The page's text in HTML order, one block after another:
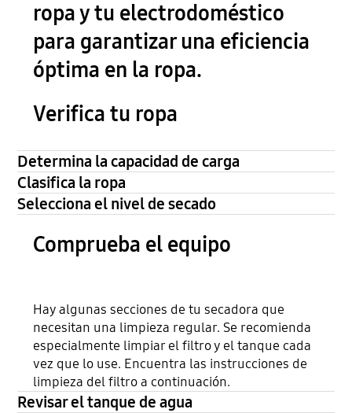
ropa y tu electrodoméstico
para garantizar una eficiencia
óptima en la ropa.
Verifica tu ropa
Determina la capacidad de carga
Clasifica la ropa
Selecciona el nivel de secado
Comprueba el equipo
Hay algunas secciones de tu secadora que
necesitan una limpieza regular. Se recomienda
especialmente limpiar el filtro y el tanque cada
vez que lo use. Encuentra las instrucciones de
limpieza del filtro a continuación.
Revisar el tanque de agua